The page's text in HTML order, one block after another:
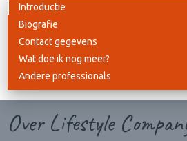
Introductie
Biografie
Contact gegevens
Wat doe ik nog meer?
Andere professionals
Over Lifestyle